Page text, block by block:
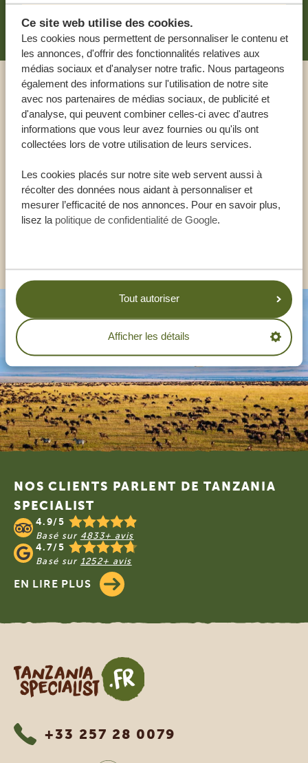
Ce site web utilise des cookies.
Les cookies nous permettent de personnaliser le contenu et
les annonces, d'offrir des fonctionnalités relatives aux
médias sociaux et d'analyser notre trafic. Nous partageons
également des informations sur l'utilisation de notre site
avec nos partenaires de médias sociaux, de publicité et
d'analyse, qui peuvent combiner celles-ci avec d'autres
informations que vous leur avez fournies ou qu'ils ont
collectées lors de votre utilisation de leurs services.
Les cookies placés sur notre site web servent aussi à
récolter des données nous aidant à personnaliser et
mesurer l’efficacité de nos annonces. Pour en savoir plus,
lisez la politique de confidentialité de Google.
Tout autoriser
Afficher les détails
Appeler un expert
NOS SPÉCIALISTES SONT LÀ POUR VOUS
FR:+33 257 28 0079
Footer
NOS CLIENTS PARLENT DE TANZANIA
SPECIALIST
4.9/5
Basé sur 4833+ avis
4.7/5
Basé sur 1252+ avis
EN LIRE PLUS
Tanzania Specialist
+33 257 28 0079